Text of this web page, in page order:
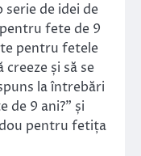
de idei de
fete de 9
pentru fetele
creeze și să se
la întrebări
de 9 ani?” și
pentru fetița